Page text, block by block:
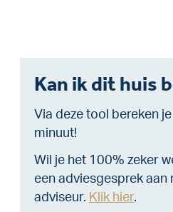
Kan ik dit huis
Via deze tool bereken je
minuut!
Wil je het 100% zeker
een adviesgesprek aan
adviseur. Klik hier.